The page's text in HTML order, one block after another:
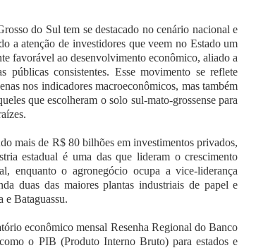
do Sul tem se destacado no cenário nacional e
a atenção de investidores que veem no Estado um
favorável ao desenvolvimento econômico, aliado a
públicas consistentes. Esse movimento se reflete
nos indicadores macroeconômicos, mas também
que escolheram o solo sul-mato-grossense para
mais de R$ 80 bilhões em investimentos privados,
estadual é uma das que lideram o crescimento
enquanto o agronegócio ocupa a vice-liderança
duas das maiores plantas industriais de papel e
e Bataguassu.
econômico mensal Resenha Regional do Banco
o PIB (Produto Interno Bruto) para estados e